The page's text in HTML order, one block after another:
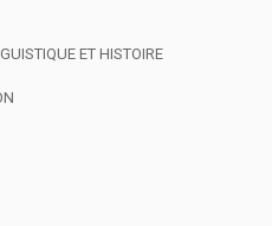
ET HISTOIRE